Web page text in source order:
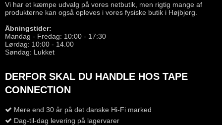
Vi har et kæmpe udvalg på vores netbutik, men rigtig mange af
produkterne kan også opleves i vores fysiske butik i Højbjerg.
Åbningstider:
Mandag - Fredag: 10:00 - 17:30
Lørdag: 10:00 - 14.00
Søndag: Lukket
DERFOR SKAL DU HANDLE HOS TAPE
CONNECTION
Mere end 30 år på det danske Hi-Fi marked
Dag-til-dag levering på lagervarer